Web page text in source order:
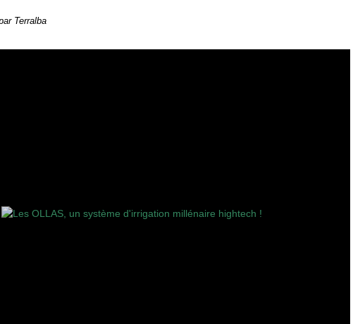
Terralba